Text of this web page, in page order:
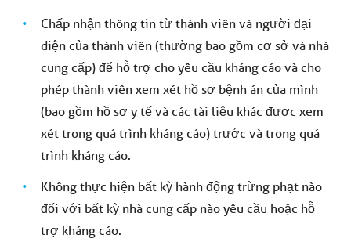
Chấp nhận thông tin từ thành viên và người đại
diện của thành viên (thường bao gồm cơ sở và nhà
cung cấp) để hỗ trợ cho yêu cầu kháng cáo và cho
phép thành viên xem xét hồ sơ bệnh án của mình
(bao gồm hồ sơ y tế và các tài liệu khác được xem
xét trong quá trình kháng cáo) trước và trong quá
trình kháng cáo.
Không thực hiện bất kỳ hành động trừng phạt nào
đối với bất kỳ nhà cung cấp nào yêu cầu hoặc hỗ
trợ kháng cáo.